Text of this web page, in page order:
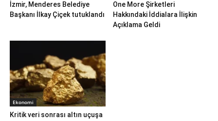
İzmir, Menderes Belediye
Başkanı İlkay Çiçek tutuklandı
One More Şirketleri
Hakkındaki İddialara İlişkin
Açıklama Geldi
Ekonomi
Kritik veri sonrası altın uçuşa